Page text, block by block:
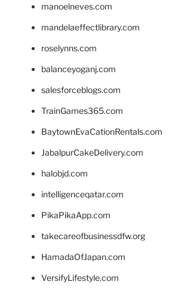
manoelneves.com
mandelaeffectlibrary.com
roselynns.com
balanceyoganj.com
salesforceblogs.com
TrainGames365.com
BaytownEvaCationRentals.com
JabalpurCakeDelivery.com
halobjd.com
intelligenceqatar.com
PikaPikaApp.com
takecareofbusinessdfw.org
HamadaOfJapan.com
VersifyLifestyle.com